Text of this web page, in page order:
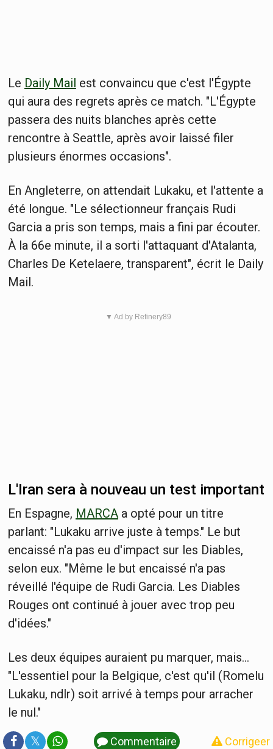
Le Daily Mail est convaincu que c'est l'Égypte
qui aura des regrets après ce match. "L'Égypte
passera des nuits blanches après cette
rencontre à Seattle, après avoir laissé filer
plusieurs énormes occasions".
En Angleterre, on attendait Lukaku, et l'attente a
été longue. "Le sélectionneur français Rudi
Garcia a pris son temps, mais a fini par écouter.
À la 66e minute, il a sorti l'attaquant d'Atalanta,
Charles De Ketelaere, transparent", écrit le Daily
Mail.
▼ Ad by Refinery89
L'Iran sera à nouveau un test important
En Espagne, MARCA a opté pour un titre
parlant: "Lukaku arrive juste à temps." Le but
encaissé n'a pas eu d'impact sur les Diables,
selon eux. "Même le but encaissé n'a pas
réveillé l'équipe de Rudi Garcia. Les Diables
Rouges ont continué à jouer avec trop peu
d'idées."
Les deux équipes auraient pu marquer, mais...
"L'essentiel pour la Belgique, c'est qu'il (Romelu
Lukaku, ndlr) soit arrivé à temps pour arracher
le nul."
𝕏 Commentaire Corrigeer